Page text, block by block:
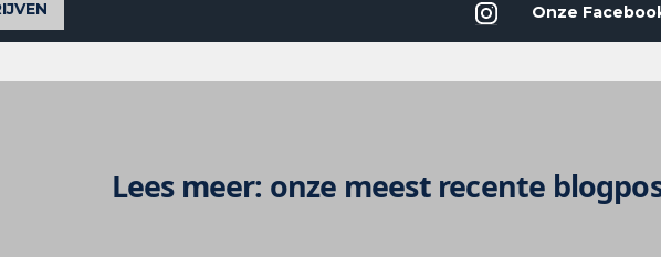
Onze
Lees meer: onze meest recente